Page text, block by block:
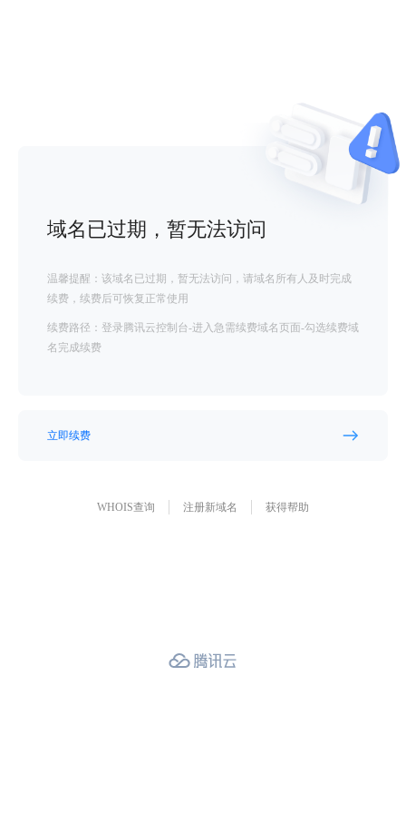
域名已过期，暂无法访问
温馨提醒：该域名已过期，暂无法访问，请域名所有人及时完成
续费，续费后可恢复正常使用
续费路径：登录腾讯云控制台-进入急需续费域名页面-勾选续费域
名完成续费
立即续费
WHOIS查询 注册新域名 获得帮助